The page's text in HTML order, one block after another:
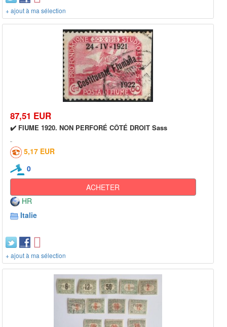
+ ajout à ma sélection
87,51 EUR
✔️ FIUME 1920. NON PERFORÉ CÔTÉ DROIT Sass
5,17 EUR
0
ACHETER
HR
Italie
+ ajout à ma sélection